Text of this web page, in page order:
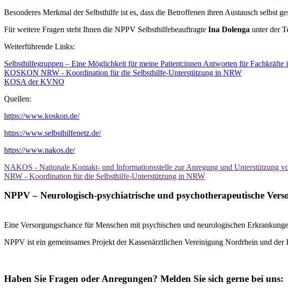
Besonderes Merkmal der Selbsthilfe ist es, dass die Betroffenen ihren Austausch selbst
Für weitere Fragen steht Ihnen die NPPV Selbsthilfebeauftragte Ina Dolenga unter der
Weiterführende Links:
Selbsthilfegruppen – Eine Möglichkeit für meine Patient:innen Antworten für Fachkräfte
KOSKON NRW - Koordination für die Selbsthilfe-Unterstützung in NRW
KOSA der KVNO
Quellen:
https://www.koskon.de/
https://www.selbsthilfenetz.de/
https://www.nakos.de/
NAKOS - Nationale Kontakt- und Informationsstelle zur Anregung und Unterstützung
NRW - Koordination für die Selbsthilfe-Unterstützung in NRW
NPPV – Neurologisch-psychiatrische und psychotherapeutische
Eine Versorgungschance für Menschen mit psychischen und neurologischen
NPPV ist ein gemeinsames Projekt der Kassenärztlichen Vereinigung Nordrhein und
Haben Sie Fragen oder Anregungen? Melden Sie sich gerne bei uns: